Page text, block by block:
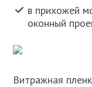
в прихожей
оконный
Витражная